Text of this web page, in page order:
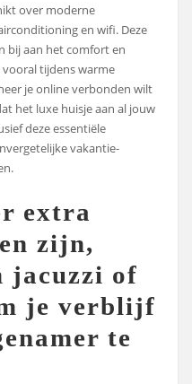
over moderne
en wifi. Deze
bij aan het comfort en
vooral tijdens warme
je online verbonden wilt
het luxe huisje aan al jouw
deze essentiële
vakantie-
extra
zijn,
jacuzzi of
je verblijf
te